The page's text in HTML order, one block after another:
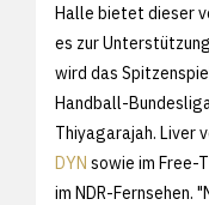
Halle bietet dieser
es zur
wird das
Handball-
Thiyagarajah. Liver
DYN sowie im Free-
im NDR-